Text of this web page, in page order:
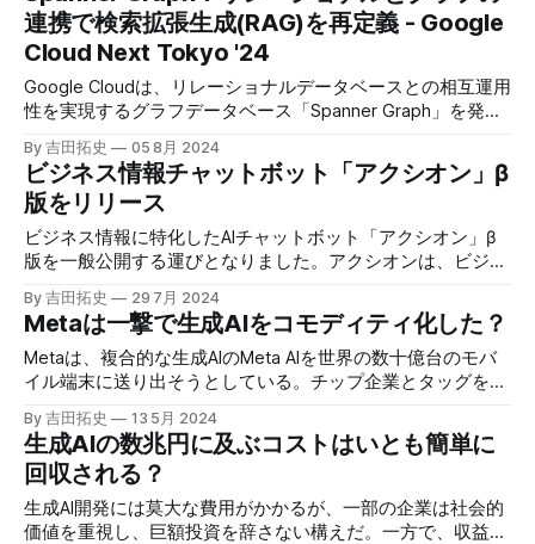
期待されている。
連携で検索拡張生成(RAG)を再定義 - Google
Cloud Next Tokyo '24
Google Cloudは、リレーショナルデータベースとの相互運用
性を実現するグラフデータベース「Spanner Graph」を発表
した。この新製品は、ナレッジグラフベースの検索拡張生成
（RAG）を実現させ、生成AIを巡る競争に新たな文脈を加え
そうだ。
By 吉田拓史 05 8月 2024
ビジネス情報チャットボット「アクシオン」β
版をリリース
ビジネス情報に特化したAIチャットボット「アクシオン」β
版を一般公開する運びとなりました。アクシオンは、ビジネ
スパーソンの日々の業務、特に資料作成のための調査作業を
サポートするために設計された革新的なAIチャットボットで
す。
By 吉田拓史 29 7月 2024
Metaは一撃で生成AIをコモディティ化した？
Metaは、複合的な生成AIのMeta AIを世界の数十億台のモバ
イル端末に送り出そうとしている。チップ企業とタッグを組
み、オンデバイスでのAIの実行にも精力的に取り組んでい
る。Metaの大胆な戦略は、生成AIを急速に浸透させ、コモデ
ィティに変えてしまうかもしれない。
By 吉田拓史 13 5月 2024
生成AIの数兆円に及ぶコストはいとも簡単に
回収される？
生成AI開発には莫大な費用がかかるが、一部の企業は社会的
価値を重視し、巨額投資を辞さない構えだ。一方で、収益化